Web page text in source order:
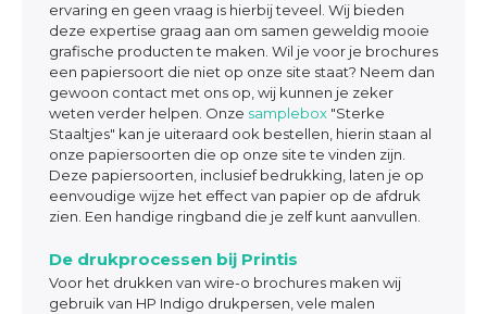
ervaring en geen vraag is hierbij teveel. Wij bieden
deze expertise graag aan om samen geweldig mooie
grafische producten te maken. Wil je voor je brochures
een papiersoort die niet op onze site staat? Neem dan
gewoon contact met ons op, wij kunnen je zeker
weten verder helpen. Onze samplebox "Sterke
Staaltjes" kan je uiteraard ook bestellen, hierin staan al
onze papiersoorten die op onze site te vinden zijn.
Deze papiersoorten, inclusief bedrukking, laten je op
eenvoudige wijze het effect van papier op de afdruk
zien. Een handige ringband die je zelf kunt aanvullen.
De drukprocessen bij Printis
Voor het drukken van wire-o brochures maken wij
gebruik van HP Indigo drukpersen, vele malen